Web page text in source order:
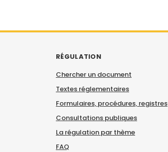
RÉGULATION
Chercher un document
Textes réglementaires
Formulaires, procédures, registres
Consultations publiques
La régulation par thème
FAQ